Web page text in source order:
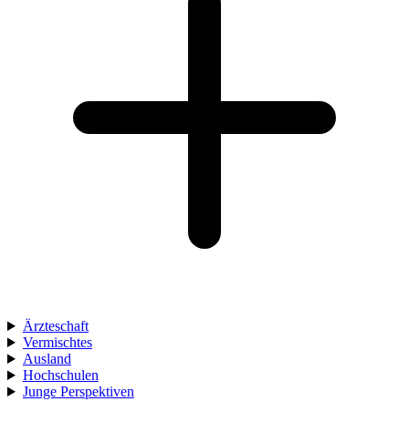
Ärzteschaft
Vermischtes
Ausland
Hochschulen
Junge Perspektiven